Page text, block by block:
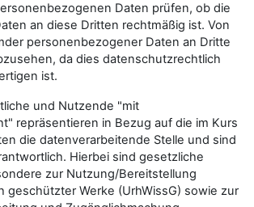
Daten prüfen, ob die
an diese Dritten rechtmäßig ist. Von
personenbezogener Daten an Dritte
da dies datenschutzrechtlich
ist.
und Nutzende "mit
repräsentieren in Bezug auf die im Kurs
die datenverarbeitende Stelle und sind
Hierbei sind gesetzliche
zur Nutzung/Bereitstellung
geschützter Werke (UrhWissG) sowie zur